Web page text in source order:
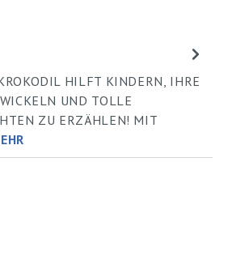
HILFT KINDERN, IHRE
UND TOLLE
ZU ERZÄHLEN! MIT